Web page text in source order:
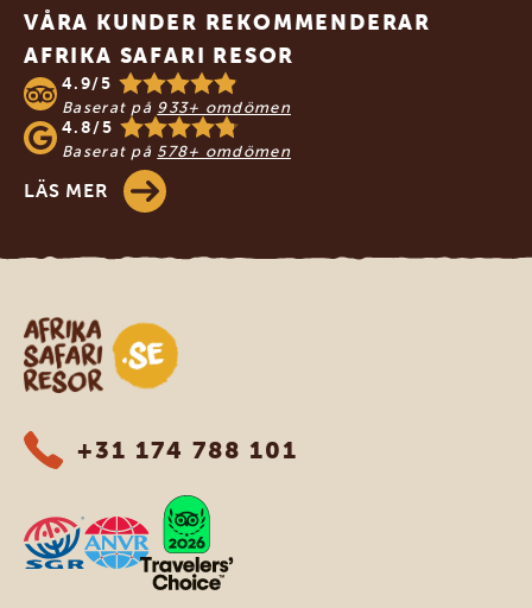
VÅRA KUNDER REKOMMENDERAR
AFRIKA SAFARI RESOR
4.9/5
Baserat på 933+ omdömen
4.8/5
Baserat på 578+ omdömen
LÄS MER
Safari-resor i Afrika
+31 174 788 101